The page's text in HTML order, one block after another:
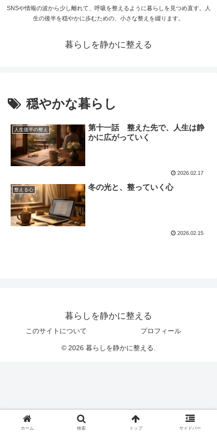
SNSや情報の波から少し離れて、呼吸を整えるように暮らしを見つめ直す。人
生の後半を穏やかに歩むための、小さな整えを綴ります。
暮らしを静かに整える
穏やかな暮らし
人生後半の整え
第十一話 整えた先で、人生は静
かに広がっていく
2026.02.17
整える心 冬の光と、整っていく心
2026.02.15
暮らしを静かに整える
このサイトについて プロフィール
© 2026 暮らしを静かに整える.
ホーム 検索 トップ サイドバー